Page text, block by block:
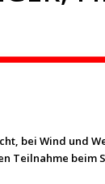
bei Wind und
beim